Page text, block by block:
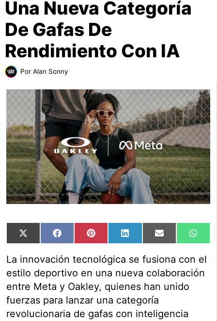
Una Nueva Categoría
De Gafas De
Rendimiento Con IA
Por Alan Sonny
Compartir
en
X
Compartir
en
FacebookCompartir
en
PinterestCompartir
en
LinkedInCompartir
en
Email
en
La innovación tecnológica se fusiona con el
estilo deportivo en una nueva colaboración
entre Meta y Oakley, quienes han unido
fuerzas para lanzar una categoría
revolucionaria de gafas con inteligencia